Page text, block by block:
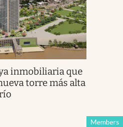
inmobiliaria que
torre más alta
Members